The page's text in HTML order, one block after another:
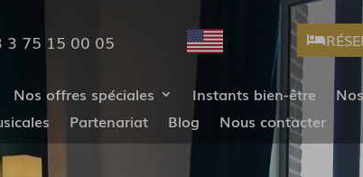
3 75 15 00 05
Nos offres spéciales Instants bien-être
Partenariat Blog Nous contacter